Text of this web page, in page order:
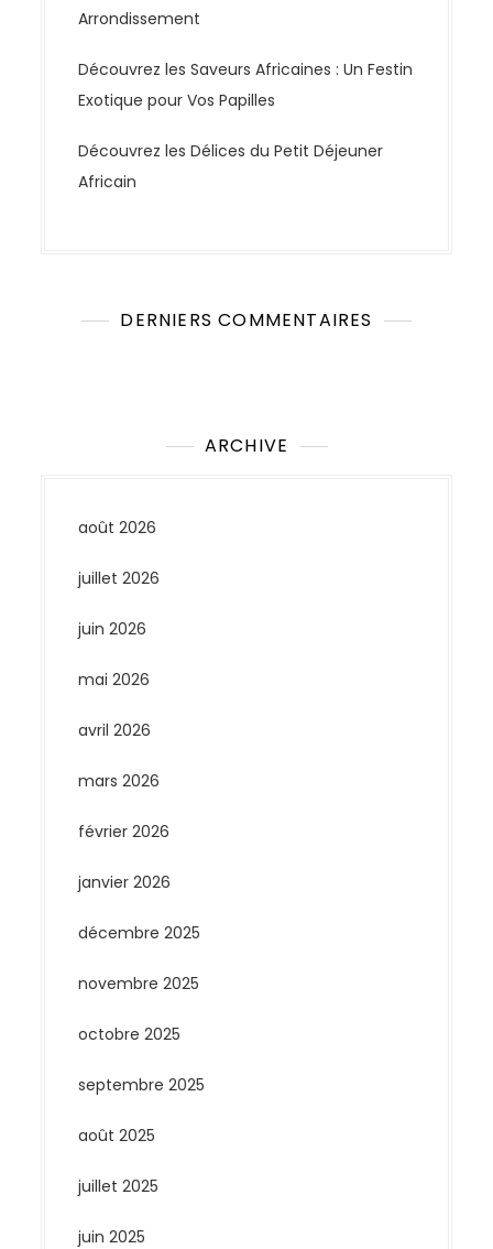
Arrondissement
Découvrez les Saveurs Africaines : Un Festin
Exotique pour Vos Papilles
Découvrez les Délices du Petit Déjeuner
Africain
DERNIERS COMMENTAIRES
ARCHIVE
août 2026
juillet 2026
juin 2026
mai 2026
avril 2026
mars 2026
février 2026
janvier 2026
décembre 2025
novembre 2025
octobre 2025
septembre 2025
août 2025
juillet 2025
juin 2025